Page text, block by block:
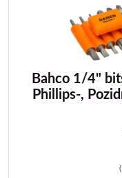
Bahco 1/4"
Phillips-,